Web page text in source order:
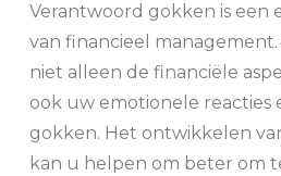
Verantwoord gokken is een
van financieel
niet alleen de financiële
ook uw emotionele reacties
gokken. Het ontwikkelen
kan u helpen om beter om